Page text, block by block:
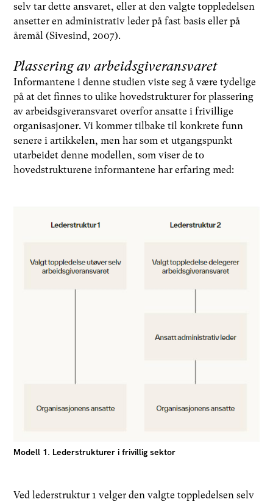
selv tar dette ansvaret, eller at den valgte toppledelsen
ansetter en administrativ leder på fast basis eller på
åremål (Sivesind, 2007).
Plassering av arbeidsgiveransvaret
Informantene i denne studien viste seg å være tydelige
på at det finnes to ulike hovedstrukturer for plassering
av arbeidsgiveransvaret overfor ansatte i frivillige
organisasjoner. Vi kommer tilbake til konkrete funn
senere i artikkelen, men har som et utgangspunkt
utarbeidet denne modellen, som viser de to
hovedstrukturene informantene har erfaring med:
Modell 1. Lederstrukturer i frivillig sektor
Ved lederstruktur 1 velger den valgte toppledelsen selv